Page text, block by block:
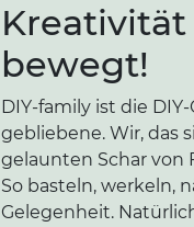
Kreativität
bewegt!
DIY-family ist die
gebliebene. Wir, das
gelaunten Schar von
So basteln, werkeln,
Gelegenheit.